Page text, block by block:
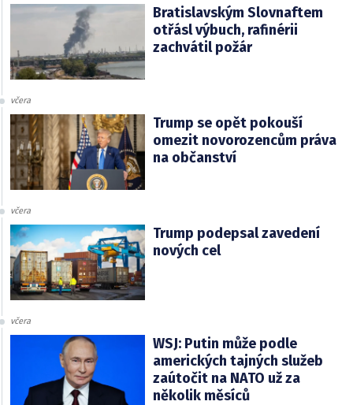
Bratislavským Slovnaftem
otřásl výbuch, rafinérii
zachvátil požár
včera
Trump se opět pokouší
omezit novorozencům práva
na občanství
včera
Trump podepsal zavedení
nových cel
včera
WSJ: Putin může podle
amerických tajných služeb
zaútočit na NATO už za
několik měsíců